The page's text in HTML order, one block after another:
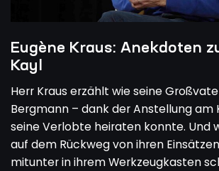
Eugène Kraus: Anekdoten
Kayl
Herr Kraus erzählt wie seine
Bergmann – dank der Anstellung am
seine Verlobte heiraten konnte. Und
auf dem Rückweg von ihren
mitunter in ihrem Werkzeugkasten